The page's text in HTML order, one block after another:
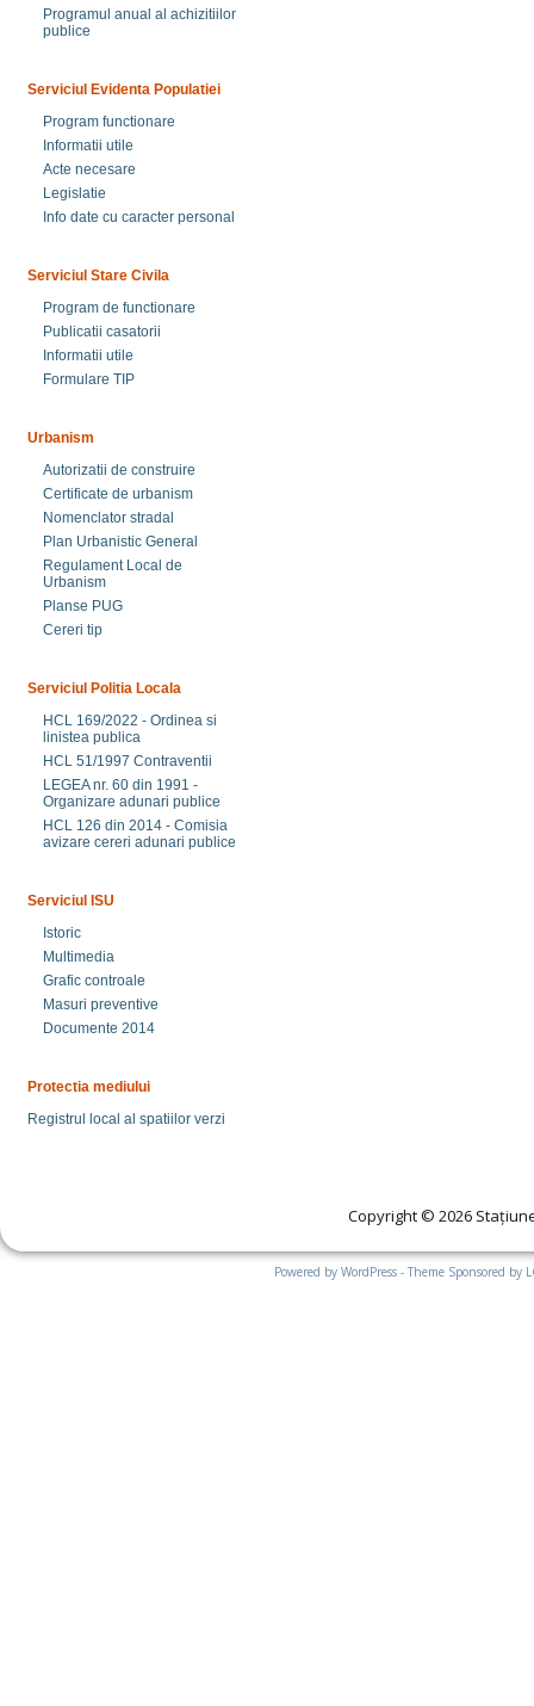
Programul anual al achizitiilor
publice
Serviciul Evidenta Populatiei
Program functionare
Informatii utile
Acte necesare
Legislatie
Info date cu caracter personal
Serviciul Stare Civila
Program de functionare
Publicatii casatorii
Informatii utile
Formulare TIP
Urbanism
Autorizatii de construire
Certificate de urbanism
Nomenclator stradal
Plan Urbanistic General
Regulament Local de
Urbanism
Planse PUG
Cereri tip
Serviciul Politia Locala
HCL 169/2022 - Ordinea si
linistea publica
HCL 51/1997 Contraventii
LEGEA nr. 60 din 1991 -
Organizare adunari publice
HCL 126 din 2014 - Comisia
avizare cereri adunari publice
Serviciul ISU
Istoric
Multimedia
Grafic controale
Masuri preventive
Documente 2014
Protectia mediului
Registrul local al spatiilor verzi
Copyright © 2026
Powered by WordPress - Theme Sponsored by